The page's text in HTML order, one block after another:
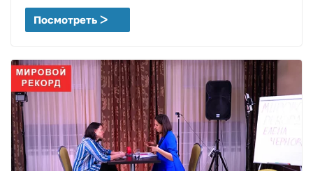
Посмотреть ᐳ